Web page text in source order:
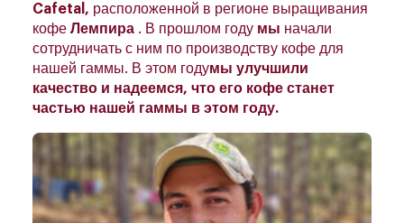
Cafetal, расположенной в регионе выращивания
кофе Лемпира . В прошлом году мы начали
сотрудничать с ним по производству кофе для
нашей гаммы. В этом годумы улучшили
качество и надеемся, что его кофе станет
частью нашей гаммы в этом году.